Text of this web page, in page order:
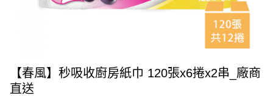
【春風】秒吸收廚房紙巾 120張x6捲x2串_廠商
直送